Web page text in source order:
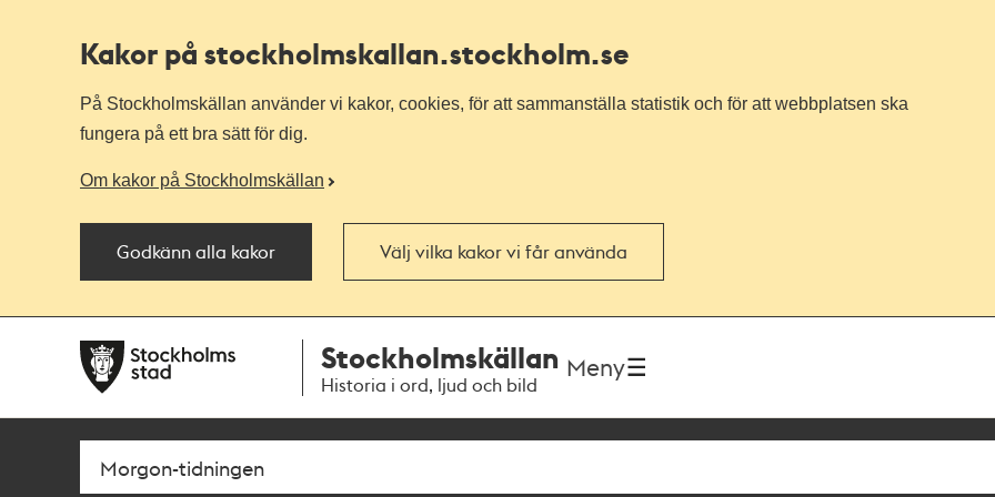
Kakor på stockholmskallan.stockholm.se
På Stockholmskällan använder vi kakor, cookies, för att sammanställa statistik och för att webbplatsen ska
fungera på ett bra sätt för dig.
Om kakor på Stockholmskällan
Godkänn alla kakor Välj vilka kakor vi får använda
navigationen
huvudinnehållet
Stockholmskällan
Historia i ord, ljud och bild
Meny
Sök